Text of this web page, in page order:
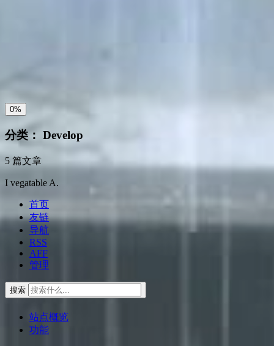
0%
分类： Develop
5 篇文章
I vegatable A.
首页
友链
导航
RSS
AFF
管理
搜索
站点概览
功能